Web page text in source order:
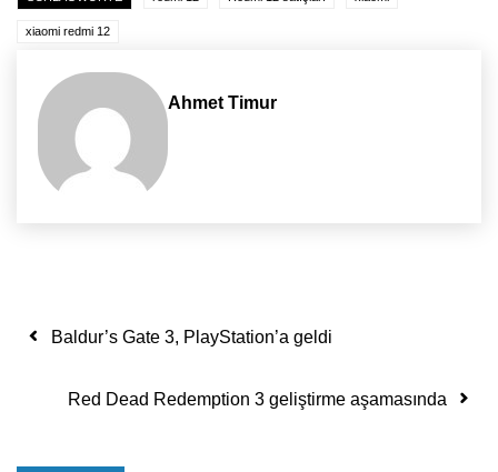
xiaomi redmi 12
Ahmet Timur
Yazı dolaşımı
Baldur’s Gate 3, PlayStation’a geldi
Red Dead Redemption 3 geliştirme aşamasında